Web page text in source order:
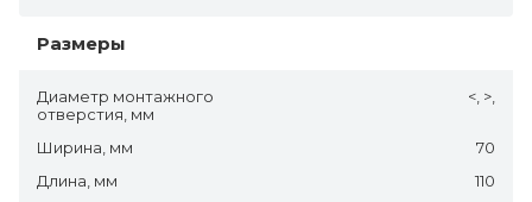
Размеры
Диаметр монтажного
отверстия, мм
<, >,
Ширина, мм
70
Длина, мм
110